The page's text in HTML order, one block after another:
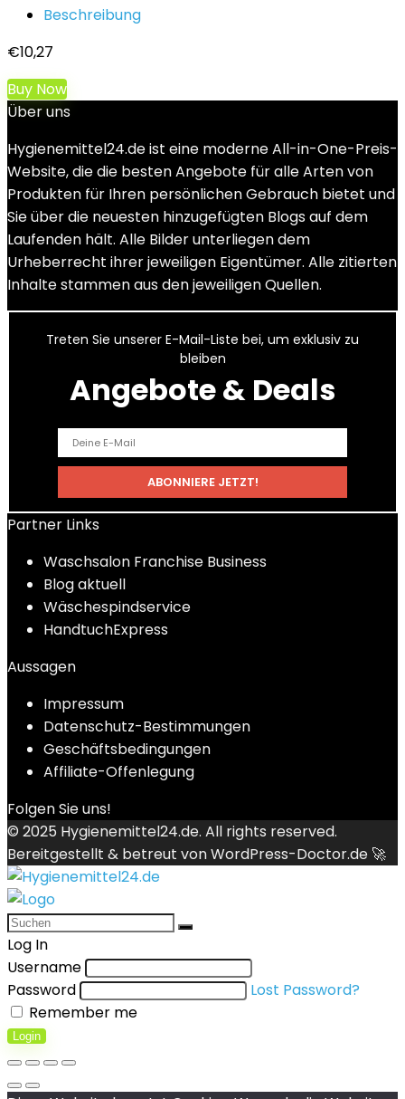
Beschreibung
€10,27
Buy Now
Über uns
Hygienemittel24.de ist eine moderne All-in-One-Preis-
Website, die die besten Angebote für alle Arten von
Produkten für Ihren persönlichen Gebrauch bietet und
Sie über die neuesten hinzugefügten Blogs auf dem
Laufenden hält. Alle Bilder unterliegen dem
Urheberrecht ihrer jeweiligen Eigentümer. Alle zitierten
Inhalte stammen aus den jeweiligen Quellen.
Treten Sie unserer E-Mail-Liste bei, um exklusiv zu
bleiben
Angebote & Deals
Partner Links
Waschsalon Franchise Business
Blog aktuell
Wäschespindservice
HandtuchExpress
Aussagen
Impressum
Datenschutz-Bestimmungen
Geschäftsbedingungen
Affiliate-Offenlegung
Folgen Sie uns!
© 2025 Hygienemittel24.de. All rights reserved.
Bereitgestellt & betreut vonWordPress-Doctor.de 🚀
Log In
Username
Password
Lost Password?
Remember me
Login